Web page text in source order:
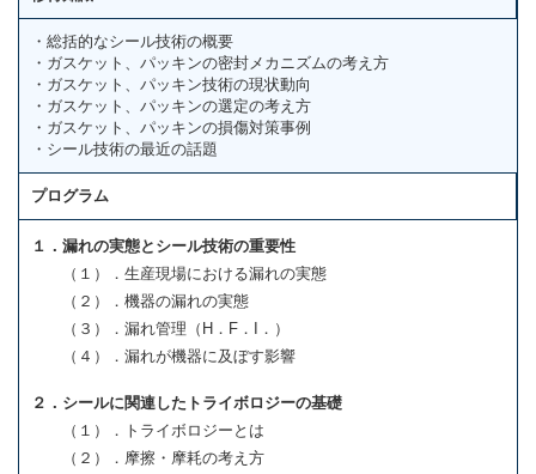
・総括的なシール技術の概要
・ガスケット、パッキンの密封メカニズムの考え方
・ガスケット、パッキン技術の現状動向
・ガスケット、パッキンの選定の考え方
・ガスケット、パッキンの損傷対策事例
・シール技術の最近の話題
プログラム
１．漏れの実態とシール技術の重要性
（１）．生産現場における漏れの実態
（２）．機器の漏れの実態
（３）．漏れ管理（H．F．I．）
（４）．漏れが機器に及ぼす影響
２．シールに関連したトライボロジーの基礎
（１）．トライボロジーとは
（２）．摩擦・摩耗の考え方